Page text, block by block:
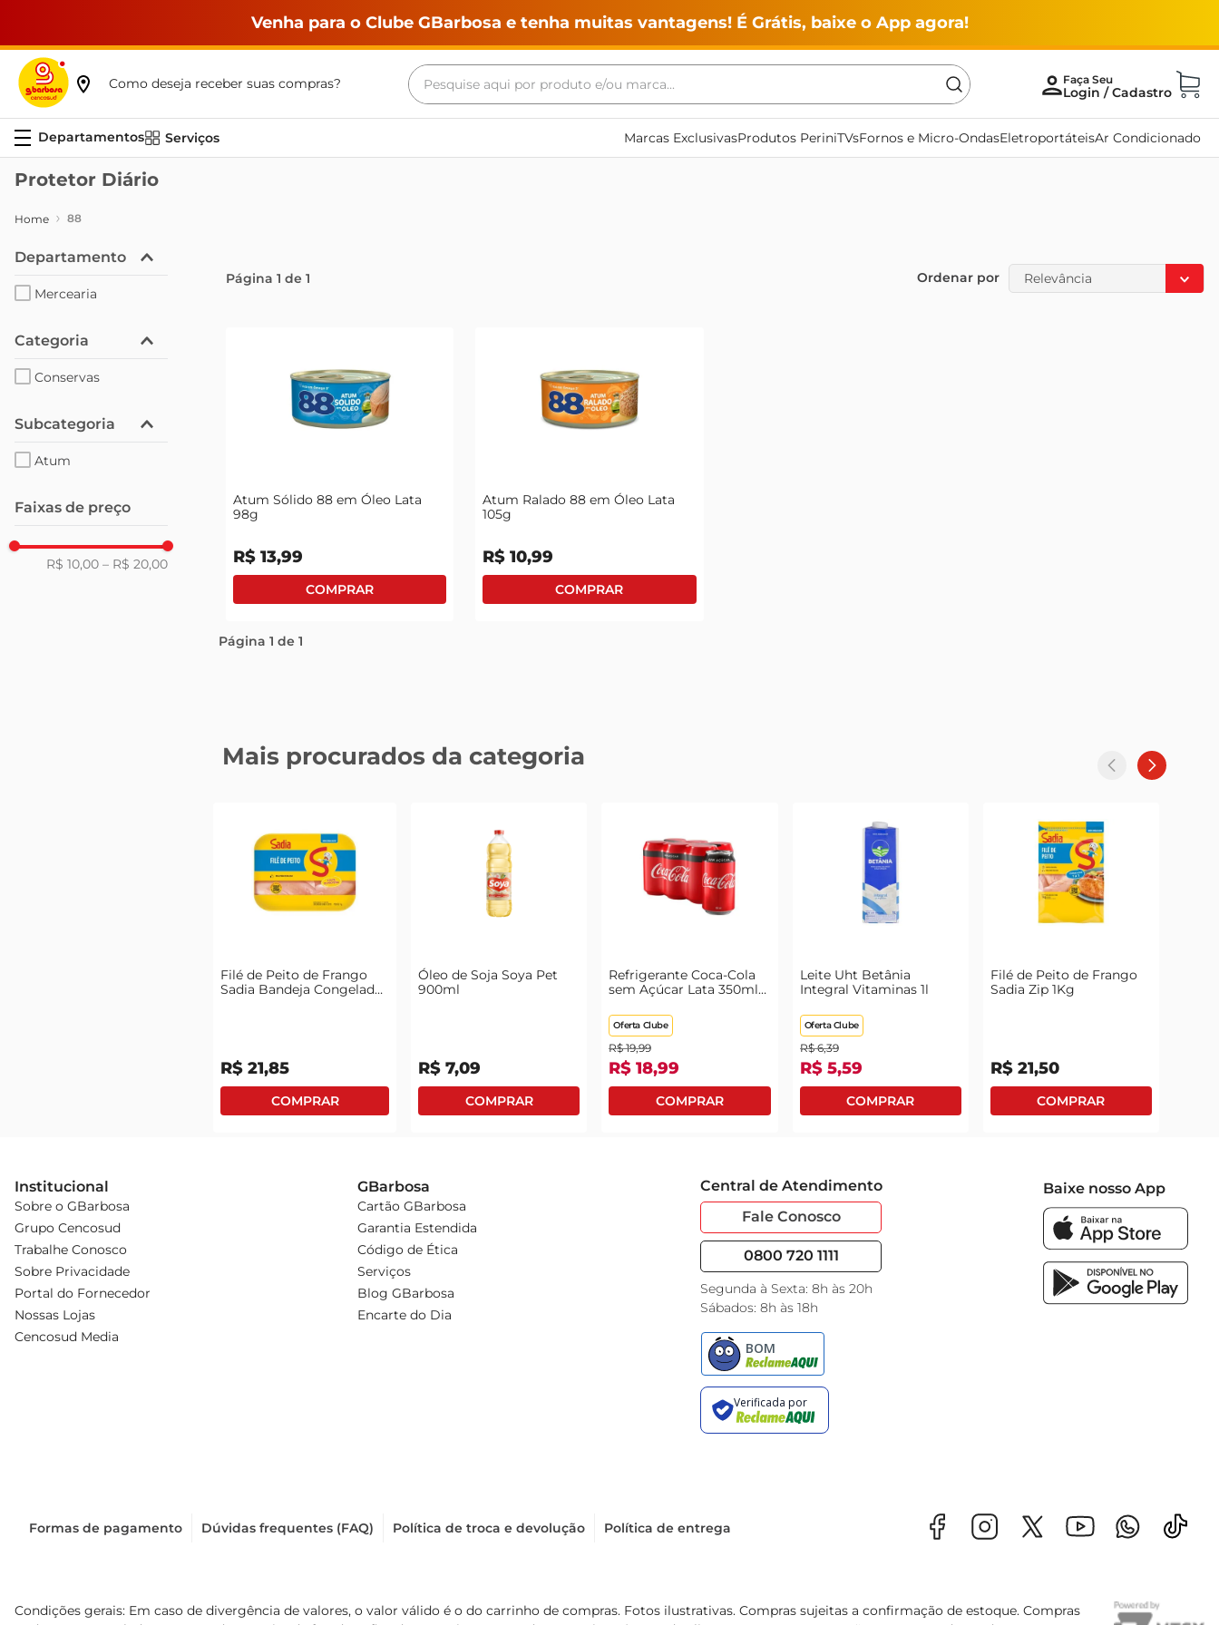
Venha para o Clube GBarbosa e tenha muitas vantagens! É Grátis, baixe o App agora!
Como deseja receber suas compras?
Pesquise aqui por produto e/ou marca...
Serviços Marcas ExclusivasProdutos PeriniTVsFornos e Micro-OndasEletroportáteisAr Condicionado
Protetor Diário
88
Departamento
Mercearia
Categoria
Conservas
Subcategoria
Atum
Faixas de preço
R$ 10,00 – R$ 20,00
Página 1 de 1 Ordenar por Relevância
Atum Sólido 88 em Óleo Lata
98g
R$ 13,99
Atum Ralado 88 em Óleo Lata
105g
R$ 10,99
Página 1 de 1
Mais procurados da categoria
Filé de Peito de Frango
Sadia Bandeja Congelado
R$ 21,85
Óleo de Soja Soya Pet
900ml
R$ 7,09
Refrigerante Coca-Cola
sem Açúcar Lata 350ml
Mais Pague Menos
Oferta Clube
R$ 19,99
R$ 18,99
Leite Uht Betânia
Integral Vitaminas 1l
Oferta Clube
R$ 6,39
R$ 5,59
Filé de Peito de Frango
Sadia Zip 1Kg
R$ 21,50
Institucional
Sobre o GBarbosa
Grupo Cencosud
Trabalhe Conosco
Sobre Privacidade
Portal do Fornecedor
Nossas Lojas
Cencosud Media
GBarbosa
Cartão GBarbosa
Garantia Estendida
Código de Ética
Serviços
Blog GBarbosa
Encarte do Dia
Central de Atendimento
Fale Conosco
0800 720 1111
Segunda à Sexta: 8h às 20h
Sábados: 8h às 18h
Baixe nosso App
Formas de pagamento Dúvidas frequentes (FAQ) Política de troca e devolução Política de entrega
Condições gerais: Em caso de divergência de valores, o valor válido é o do carrinho de compras. Fotos ilustrativas. Compras sujeitas a confirmação de estoque. Compras
Termos mais buscados